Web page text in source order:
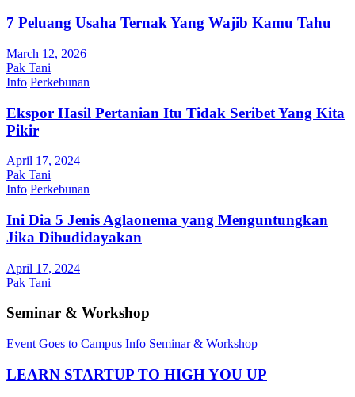
7 Peluang Usaha Ternak Yang Wajib Kamu Tahu
March 12, 2026
Pak Tani
Info Perkebunan
Ekspor Hasil Pertanian Itu Tidak Seribet Yang Kita
Pikir
April 17, 2024
Pak Tani
Info Perkebunan
Ini Dia 5 Jenis Aglaonema yang Menguntungkan
Jika Dibudidayakan
April 17, 2024
Pak Tani
Seminar & Workshop
Event Goes to Campus Info Seminar & Workshop
LEARN STARTUP TO HIGH YOU UP